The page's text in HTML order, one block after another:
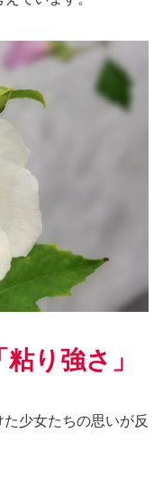
粘り強さ」
少女たちの思いが反